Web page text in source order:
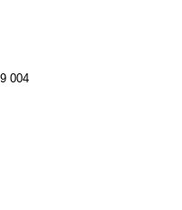
004